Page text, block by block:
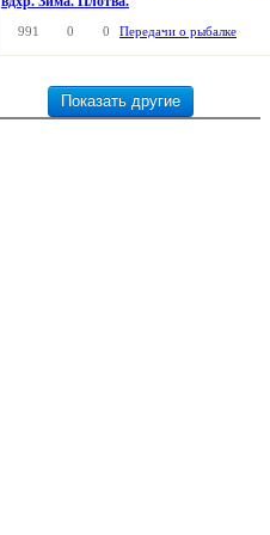
991 0 0 Передачи о рыбалке